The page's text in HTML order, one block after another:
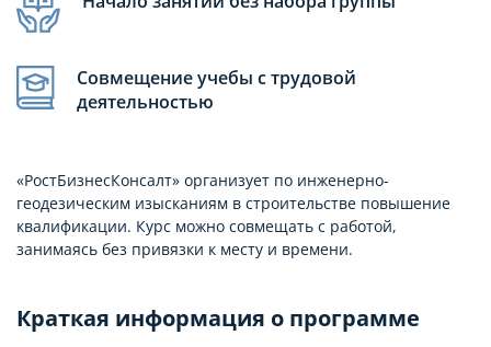
Совмещение учебы с трудовой
деятельностью
«РостБизнесКонсалт» организует по инженерно-
геодезическим изысканиям в строительстве повышение
квалификации. Курс можно совмещать с работой,
занимаясь без привязки к месту и времени.
Краткая информация о программе